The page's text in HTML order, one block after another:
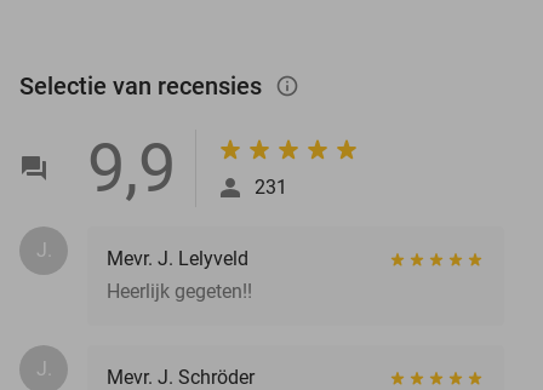
Selectie van recensies info_outlined
9,9 231
J.
Mevr. J. Lelyveld
Heerlijk gegeten!!
J.
Mevr. J. Schröder